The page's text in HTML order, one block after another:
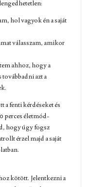
hol vagyok én a saját
válasszam, amikor
ahhoz, hogy a
azt a
a fenti kérdéseket és
perces életmód-
hogy úgy fogsz
érzel majd a saját
kötött. Jelentkezni a